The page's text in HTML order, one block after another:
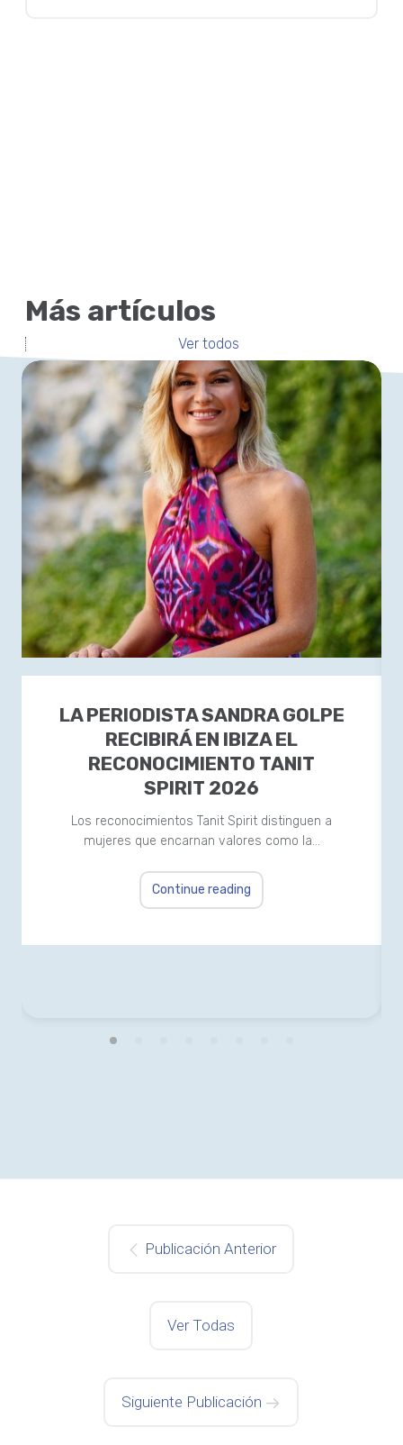
Más artículos
Ver todos
LA PERIODISTA SANDRA GOLPE
RECIBIRÁ EN IBIZA EL
RECONOCIMIENTO TANIT
SPIRIT 2026
Los reconocimientos Tanit Spirit distinguen a
mujeres que encarnan valores como la…
Continue reading
Publicación Anterior
Ver Todas
Siguiente Publicación